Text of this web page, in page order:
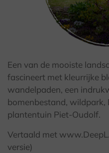
Een van de mooiste
fascineert met kleurrijke
wandelpaden, een
bomenbestand, wildpark,
plantentuin Piet-Oudolf.
Vertaald met
versie)